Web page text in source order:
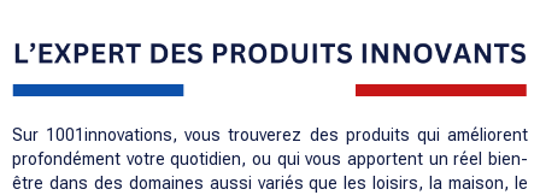
Sur 1001innovations, vous trouverez des produits qui améliorent
profondément votre quotidien, ou qui vous apportent un réel bien-
être dans des domaines aussi variés que les loisirs, la maison, le